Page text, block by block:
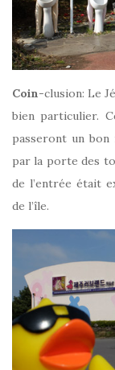
Coin-clusion: Le
bien particulier.
passeront un bon
par la porte des
de l’entrée était
de l’île.